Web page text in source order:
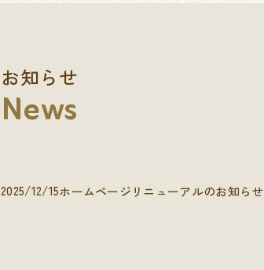
お知らせ
News
2025/12/15ホームページリニューアルのお知らせ